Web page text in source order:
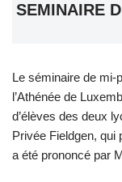
SEMINAIRE
Le séminaire de mi-
l’Athénée de
d’élèves des deux
Privée Fieldgen, qui
a été prononcé par